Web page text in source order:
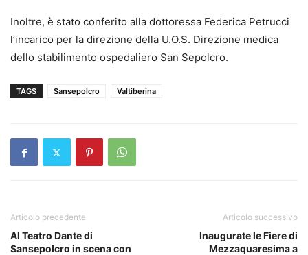
Inoltre, è stato conferito alla dottoressa Federica Petrucci
l’incarico per la direzione della U.O.S. Direzione medica
dello stabilimento ospedaliero San Sepolcro.
TAGS Sansepolcro Valtiberina
Articolo precedente
Al Teatro Dante di
Sansepolcro in scena con
Articolo successivo
Inaugurate le Fiere di
Mezzaquaresima a